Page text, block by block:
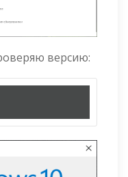
версию: